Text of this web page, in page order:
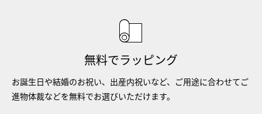
無料でラッピング
お誕生日や結婚のお祝い、出産内祝いなど、ご用途に合わせてご
進物体裁などを無料でお選びいただけます。